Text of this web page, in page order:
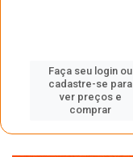
Faça seu login ou
cadastre-se para
ver preços e
comprar